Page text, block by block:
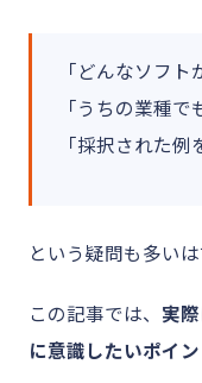
「どんなソフト
「うちの業種で
「採択された例
という疑問も多いは
この記事では、 実
に意識したいポイ